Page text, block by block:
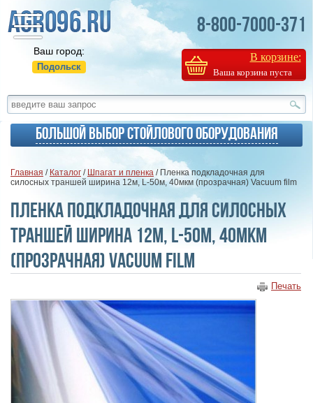
Ваш город:
Подольск
8-800-7000-371
В корзине:
Ваша корзина пуста
Большой выбор стойлового оборудования
Главная / Каталог / Шпагат и пленка / Пленка подкладочная для
силосных траншей ширина 12м, L-50м, 40мкм (прозрачная) Vacuum film
Пленка подкладочная для силосных
траншей ширина 12м, L-50м, 40мкм
(прозрачная) Vacuum film
Печать